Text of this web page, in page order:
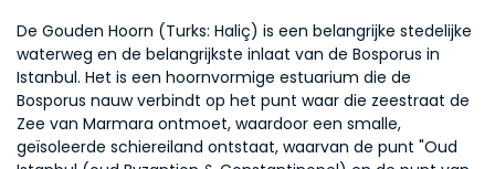
De Gouden Hoorn (Turks: Haliç) is een belangrijke stedelijke
waterweg en de belangrijkste inlaat van de Bosporus in
Istanbul. Het is een hoornvormige estuarium die de
Bosporus nauw verbindt op het punt waar die zeestraat de
Zee van Marmara ontmoet, waardoor een smalle,
geïsoleerde schiereiland ontstaat, waarvan de punt "Oud